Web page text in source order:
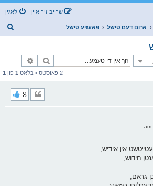
לאגין שרייב זיך איין
ארום דעם טישל פאעזיע טישל
זוך
2 פאוסטס • בלאט 1 פון 1
8
אין אידיש,
חידוש,
גראם,